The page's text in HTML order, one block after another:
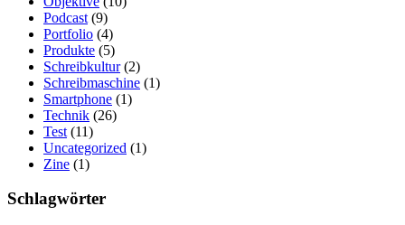
Podcast (9)
Portfolio (4)
Produkte (5)
Schreibkultur(2)
Schreibmaschine (1)
Smartphone (1)
Technik (26)
Test (11)
Uncategorized (1)
Zine (1)
Schlagwörter